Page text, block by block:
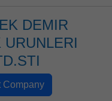
DEMIR
URUNLERI